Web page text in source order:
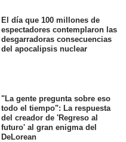
El día que 100 millones de
espectadores contemplaron las
desgarradoras consecuencias
del apocalipsis nuclear
"La gente pregunta sobre eso
todo el tiempo": La respuesta
del creador de 'Regreso al
futuro' al gran enigma del
DeLorean